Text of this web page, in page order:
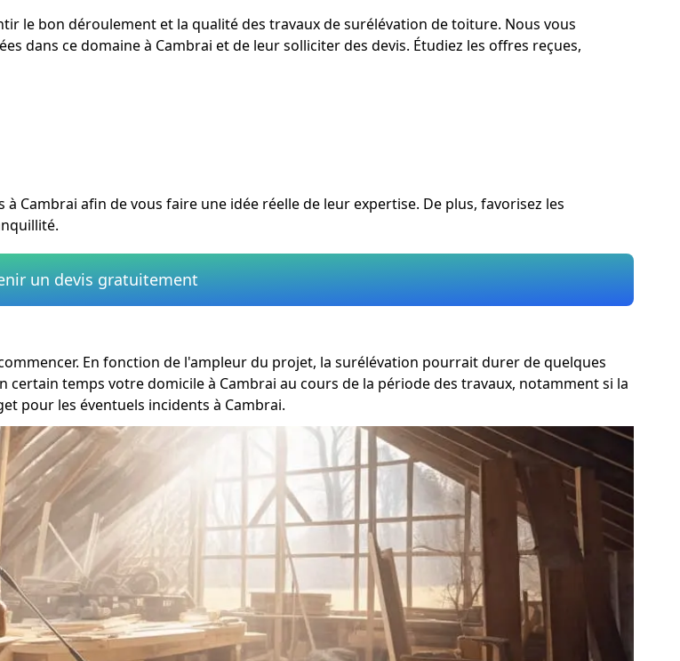
le bon déroulement et la qualité des travaux de surélévation de toiture. Nous vous
dans ce domaine à Cambrai et de leur solliciter des devis. Étudiez les offres reçues,
Cambrai afin de vous faire une idée réelle de leur expertise. De plus, favorisez les
un devis gratuitement
En fonction de l'ampleur du projet, la surélévation pourrait durer de quelques
temps votre domicile à Cambrai au cours de la période des travaux, notamment si la
pour les éventuels incidents à Cambrai.